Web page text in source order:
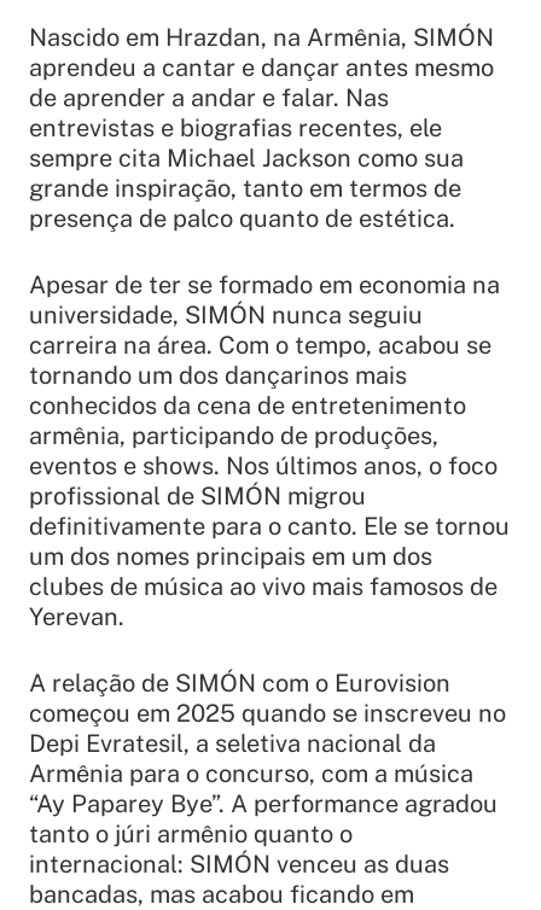
Nascido em Hrazdan, na Armênia, SIMÓN
aprendeu a cantar e dançar antes mesmo
de aprender a andar e falar. Nas
entrevistas e biografias recentes, ele
sempre cita Michael Jackson como sua
grande inspiração, tanto em termos de
presença de palco quanto de estética.
Apesar de ter se formado em economia na
universidade, SIMÓN nunca seguiu
carreira na área. Com o tempo, acabou se
tornando um dos dançarinos mais
conhecidos da cena de entretenimento
armênia, participando de produções,
eventos e shows. Nos últimos anos, o foco
profissional de SIMÓN migrou
definitivamente para o canto. Ele se tornou
um dos nomes principais em um dos
clubes de música ao vivo mais famosos de
Yerevan.
A relação de SIMÓN com o Eurovision
começou em 2025 quando se inscreveu no
Depi Evratesil, a seletiva nacional da
Armênia para o concurso, com a música
“Ay Paparey Bye”. A performance agradou
tanto o júri armênio quanto o
internacional: SIMÓN venceu as duas
bancadas, mas acabou ficando em